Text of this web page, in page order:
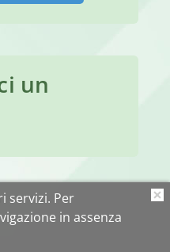
un
servizi. Per
in assenza